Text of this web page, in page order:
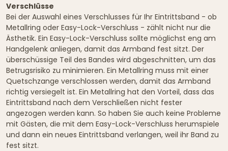
Verschlüsse
Bei der Auswahl eines Verschlusses für Ihr Eintrittsband - ob
Metallring oder Easy-Lock-Verschluss - zählt nicht nur die
Ästhetik. Ein Easy-Lock-Verschluss sollte möglichst eng am
Handgelenk anliegen, damit das Armband fest sitzt. Der
überschüssige Teil des Bandes wird abgeschnitten, um das
Betrugsrisiko zu minimieren. Ein Metallring muss mit einer
Quetschzange verschlossen werden, damit das Armband
richtig versiegelt ist. Ein Metallring hat den Vorteil, dass das
Eintrittsband nach dem Verschließen nicht fester
angezogen werden kann. So haben Sie auch keine Probleme
mit Gästen, die mit dem Easy-Lock-Verschluss herumspiele
und dann ein neues Eintrittsband verlangen, weil ihr Band zu
fest sitzt.